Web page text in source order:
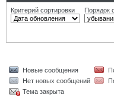
Критерий сортировки
Порядок
Новые сообщения
Нет новых сообщений
Тема закрыта